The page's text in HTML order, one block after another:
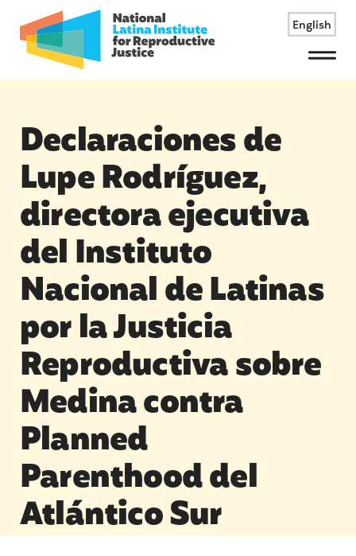
English
Menu
Declaraciones de
Lupe Rodríguez,
directora ejecutiva
del Instituto
Nacional de Latinas
por la Justicia
Reproductiva sobre
Medina contra
Planned
Parenthood del
Atlántico Sur